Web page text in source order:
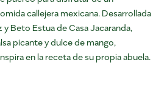
callejera mexicana. Desarrollada
Beto Estua de Casa Jacaranda,
picante y dulce de mango,
en la receta de su propia abuela.